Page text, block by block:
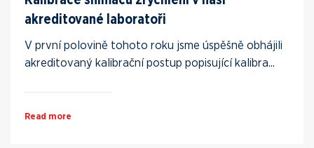
akreditované laboratoři
V první polovině tohoto roku jsme úspěšně obhájili
akreditovaný kalibrační postup popisující kalibra...
Read more